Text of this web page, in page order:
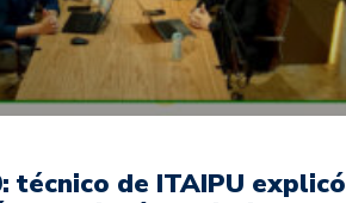
técnico de ITAIPU explicó